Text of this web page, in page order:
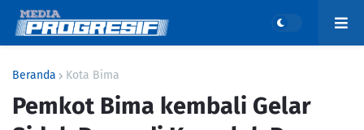
Beranda Kota Bima
Pemkot Bima kembali Gelar